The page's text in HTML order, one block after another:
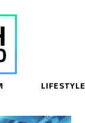
LIFESTYLE